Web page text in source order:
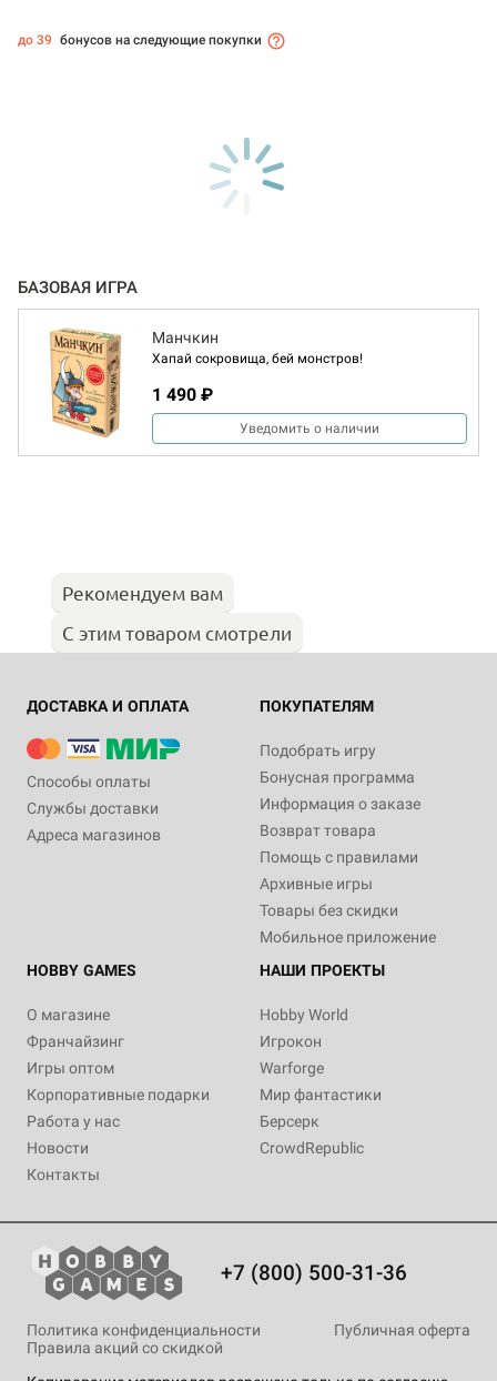
до 39 бонусов на следующие покупки
БАЗОВАЯ ИГРА
Манчкин
Хапай сокровища, бей монстров!
1 490 ₽
Уведомить о наличии
Рекомендуем вам
С этим товаром смотрели
ДОСТАВКА И ОПЛАТА
Способы оплаты
Службы доставки
Адреса магазинов
ПОКУПАТЕЛЯМ
Подобрать игру
Бонусная программа
Информация о заказе
Возврат товара
Помощь с правилами
Архивные игры
Товары без скидки
Мобильное приложение
HOBBY GAMES
О магазине
Франчайзинг
Игры оптом
Корпоративные подарки
Работа у нас
Новости
Контакты
НАШИ ПРОЕКТЫ
Hobby World
Игрокон
Warforge
Мир фантастики
Берсерк
CrowdRepublic
+7 (800) 500-31-36
Политика конфиденциальности
Публичная оферта
Правила акций со скидкой